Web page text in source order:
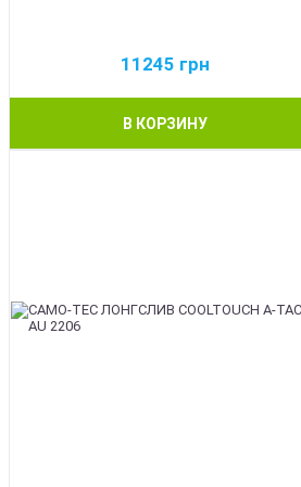
11245 грн
В КОРЗИНУ